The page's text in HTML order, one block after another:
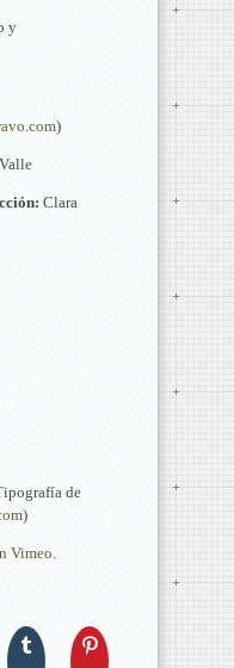
y
)
Clara
de
)
Vimeo